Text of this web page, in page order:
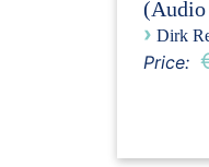
› Dirk
Price: